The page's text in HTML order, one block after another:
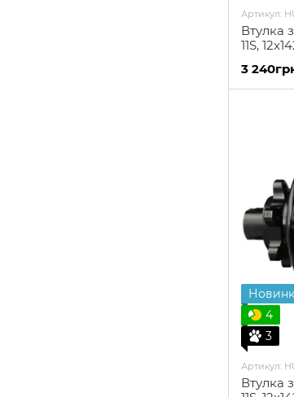
Артикул:
Втулка
11S,
3
4
3
Артикул:
Втулка